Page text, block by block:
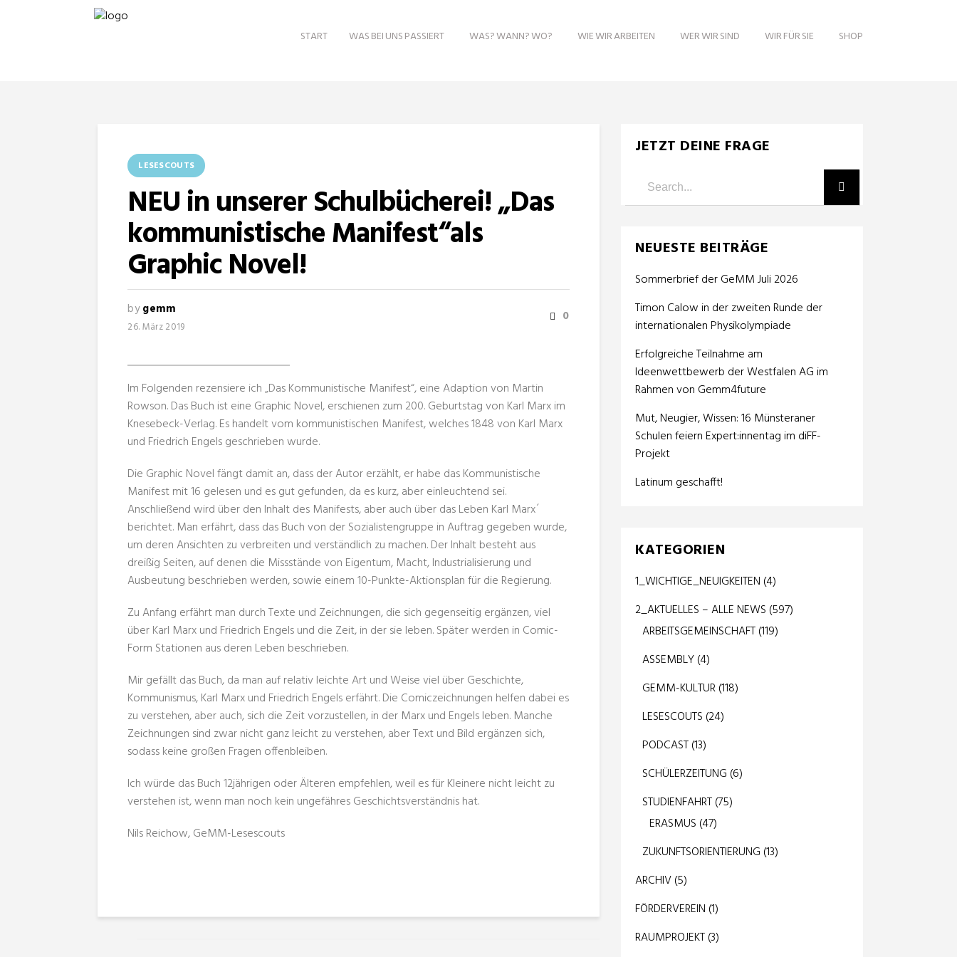
START WAS BEI UNS PASSIERT WAS? WANN? WO? WIE WIR ARBEITEN WER WIR SIND WIR FÜR SIE SHOP
LESESCOUTS
NEU in unserer Schulbücherei! „Das
kommunistische Manifest“als
Graphic Novel!
bygemm
26. März 2019
0
Im Folgenden rezensiere ich „Das Kommunistische Manifest“, eine Adaption von Martin
Rowson. Das Buch ist eine Graphic Novel, erschienen zum 200. Geburtstag von Karl Marx im
Knesebeck-Verlag. Es handelt vom kommunistischen Manifest, welches 1848 von Karl Marx
und Friedrich Engels geschrieben wurde.
Die Graphic Novel fängt damit an, dass der Autor erzählt, er habe das Kommunistische
Manifest mit 16 gelesen und es gut gefunden, da es kurz, aber einleuchtend sei.
Anschließend wird über den Inhalt des Manifests, aber auch über das Leben Karl Marx´
berichtet. Man erfährt, dass das Buch von der Sozialistengruppe in Auftrag gegeben wurde,
um deren Ansichten zu verbreiten und verständlich zu machen. Der Inhalt besteht aus
dreißig Seiten, auf denen die Missstände von Eigentum, Macht, Industrialisierung und
Ausbeutung beschrieben werden, sowie einem 10-Punkte-Aktionsplan für die Regierung.
Zu Anfang erfährt man durch Texte und Zeichnungen, die sich gegenseitig ergänzen, viel
über Karl Marx und Friedrich Engels und die Zeit, in der sie leben. Später werden in Comic-
Form Stationen aus deren Leben beschrieben.
Mir gefällt das Buch, da man auf relativ leichte Art und Weise viel über Geschichte,
Kommunismus, Karl Marx und Friedrich Engels erfährt. Die Comiczeichnungen helfen dabei es
zu verstehen, aber auch, sich die Zeit vorzustellen, in der Marx und Engels leben. Manche
Zeichnungen sind zwar nicht ganz leicht zu verstehen, aber Text und Bild ergänzen sich,
sodass keine großen Fragen offenbleiben.
Ich würde das Buch 12jährigen oder Älteren empfehlen, weil es für Kleinere nicht leicht zu
verstehen ist, wenn man noch kein ungefähres Geschichtsverständnis hat.
Nils Reichow, GeMM-Lesescouts
JETZT DEINE FRAGE
NEUESTE BEITRÄGE
Sommerbrief der GeMM Juli 2026
Timon Calow in der zweiten Runde der
internationalen Physikolympiade
Erfolgreiche Teilnahme am
Ideenwettbewerb der Westfalen AG im
Rahmen von Gemm4future
Mut, Neugier, Wissen: 16 Münsteraner
Schulen feiern Expert:innentag im diFF-
Projekt
Latinum geschafft!
KATEGORIEN
1_WICHTIGE_NEUIGKEITEN (4)
2_AKTUELLES – ALLE NEWS (597)
ARBEITSGEMEINSCHAFT(119)
ASSEMBLY(4)
GEMM-KULTUR(118)
LESESCOUTS (24)
PODCAST(13)
SCHÜLERZEITUNG (6)
STUDIENFAHRT(75)
ERASMUS (47)
ZUKUNFTSORIENTIERUNG (13)
ARCHIV(5)
FÖRDERVEREIN (1)
RAUMPROJEKT(3)